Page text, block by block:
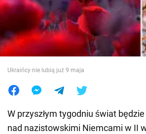
Wojna na Ukrainie
Świat
Jedzenie
Ukraińcy nie lubią już 9 maja
W przyszłym tygodniu świat
nad nazistowskimi Niemcami w II